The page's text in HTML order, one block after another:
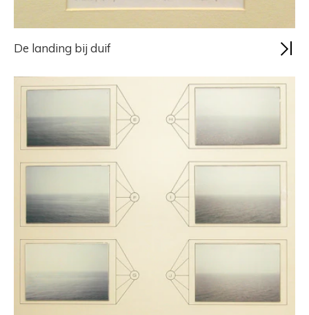
De landing bij duif